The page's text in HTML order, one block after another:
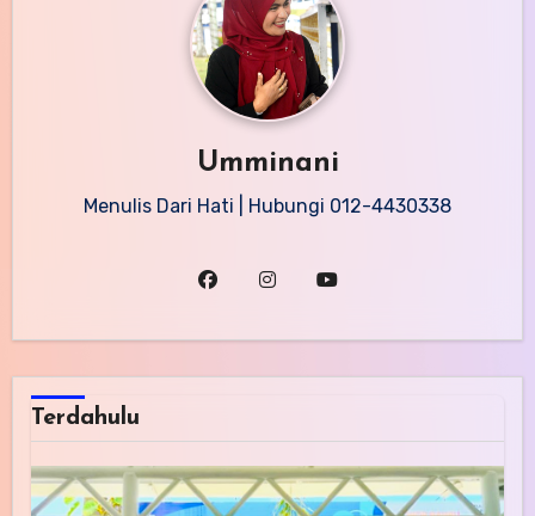
Umminani
Menulis Dari Hati | Hubungi 012-4430338
Terdahulu